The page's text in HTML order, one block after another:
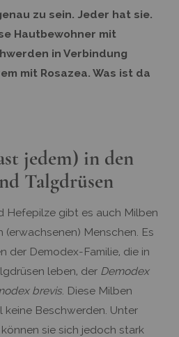
zu sein. Jeder hat sie.
Hautbewohner mit
in Verbindung
mit Rosazea. Was ist da
jedem) in den
Talgdrüsen
Hefepilze gibt es auch Milben
Menschen. Es
der Demodex-Familie, die in
leben, der Demodex
brevis . Diese Milben
keine Beschwerden. Unter
sie sich jedoch stark